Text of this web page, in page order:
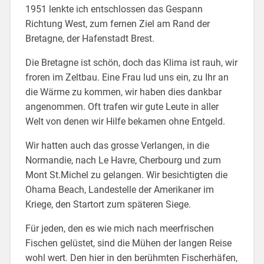
1951 lenkte ich entschlossen das Gespann
Richtung West, zum fernen Ziel am Rand der
Bretagne, der Hafenstadt Brest.
Die Bretagne ist schön, doch das Klima ist rauh, wir
froren im Zeltbau. Eine Frau lud uns ein, zu Ihr an
die Wärme zu kommen, wir haben dies dankbar
angenommen. Oft trafen wir gute Leute in aller
Welt von denen wir Hilfe bekamen ohne Entgeld.
Wir hatten auch das grosse Verlangen, in die
Normandie, nach Le Havre, Cherbourg und zum
Mont St.Michel zu gelangen. Wir besichtigten die
Ohama Beach, Landestelle der Amerikaner im
Kriege, den Startort zum späteren Siege.
Für jeden, den es wie mich nach meerfrischen
Fischen gelüstet, sind die Mühen der langen Reise
wohl wert. Den hier in den berühmten Fischerhäfen,